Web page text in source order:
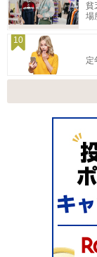
貧
場
10
定